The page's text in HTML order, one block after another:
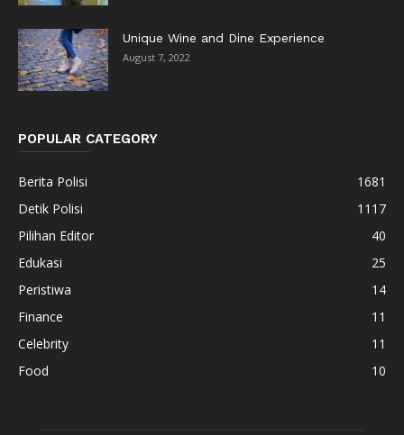
Unique Wine and Dine Experience
August 7, 2022
POPULAR CATEGORY
Berita Polisi
1681
Detik Polisi
1117
Pilihan Editor
40
Edukasi
25
Peristiwa
14
Finance
11
Celebrity
11
Food
10